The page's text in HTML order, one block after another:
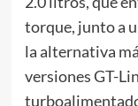
torque, junto a
la alternativa
versiones GT-